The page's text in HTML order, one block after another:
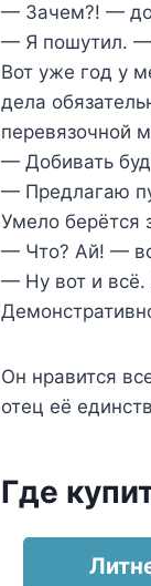
— Зачем?! —
— Я пошутил. —
Вот уже год у
дела
перевязочной
— Добивать
— Предлагаю
Умело берётся
— Что? Ай! —
— Ну вот и
Он нравится
отец её
Где